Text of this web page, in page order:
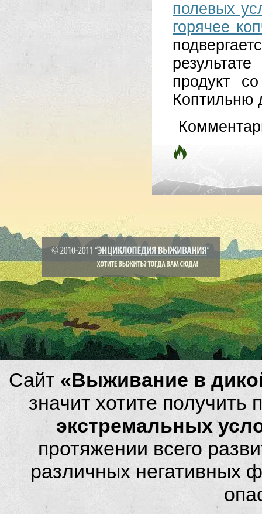
полевых
горячее
продукт
Коптильню
Сайт «Выживание в
значит хотите
экстремальных
протяжении всего
различных негативных